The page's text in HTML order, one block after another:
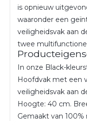
is opnieuw
waaronder een
veiligheidsvak aan
twee
In onze Black-
Hoofdvak met een
veiligheidsvak aan
Hoogte: 40 cm.
Gemaakt van 100%